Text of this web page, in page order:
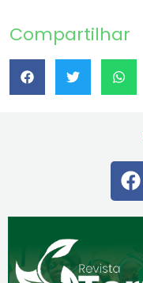
Compartilhar
F
a
b
o